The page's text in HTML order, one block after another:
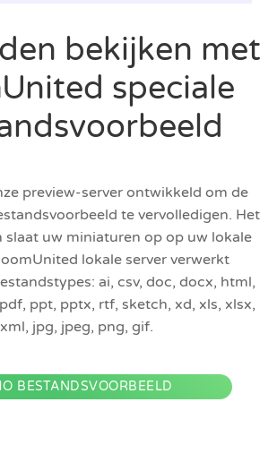
bekijken met
speciale
preview-server ontwikkeld om de
te vervolledigen. Het
slaat uw miniaturen op op uw lokale
lokale server verwerkt
ai, csv, doc, docx, html,
ppt, pptx, rtf, sketch, xd, xls, xlsx,
xml, jpg, jpeg, png, gif.
BESTANDSVOORBEELD